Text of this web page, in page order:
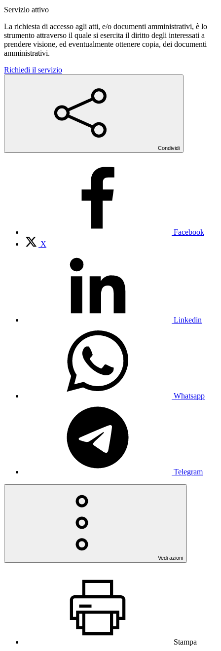
Servizio attivo
La richiesta di accesso agli atti, e/o documenti amministrativi, è lo
strumento attraverso il quale si esercita il diritto degli interessati a
prendere visione, ed eventualmente ottenere copia, dei documenti
amministrativi.
Richiedi il servizio
Condividi
Facebook
X
Linkedin
Whatsapp
Telegram
Vedi azioni
Stampa